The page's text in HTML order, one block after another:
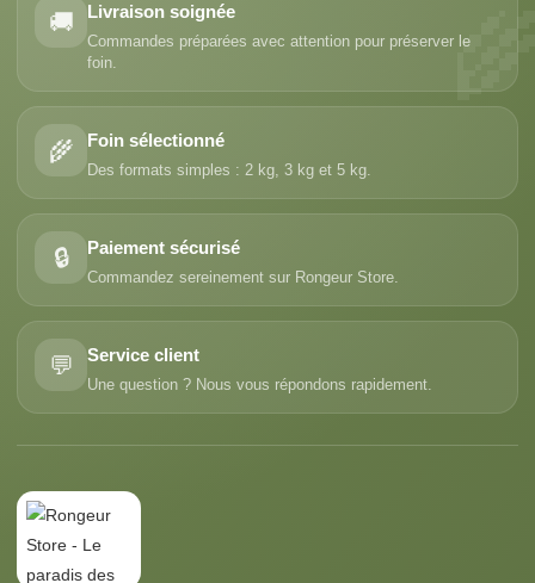
🚚 Livraison soignée
Commandes préparées avec attention pour préserver le
foin.
🌾 Foin sélectionné
Des formats simples : 2 kg, 3 kg et 5 kg.
🔒 Paiement sécurisé
Commandez sereinement sur Rongeur Store.
💬 Service client
Une question ? Nous vous répondons rapidement.